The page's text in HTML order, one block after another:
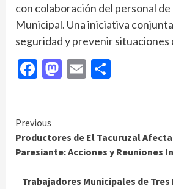
con colaboración del personal
Municipal. Una iniciativa
seguridad y prevenir situaciones
Facebook
Mastodon
Email
Continue
Reading
Previous
Productores de El Tacuruzal
Paresiante: Acciones y Reuniones
Trabajadores Municipales de